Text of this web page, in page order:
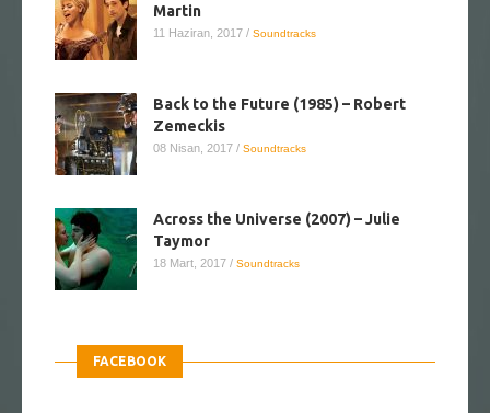
Martin
11 Haziran, 2017 / Soundtracks
Back to the Future (1985) – Robert
Zemeckis
08 Nisan, 2017 / Soundtracks
Across the Universe (2007) – Julie
Taymor
18 Mart, 2017 / Soundtracks
FACEBOOK